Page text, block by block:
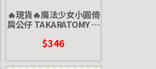
🔥現貨🔥魔法少女小圓倚
肩公仔 TAKARATOMY 扭
焰 QB
$346